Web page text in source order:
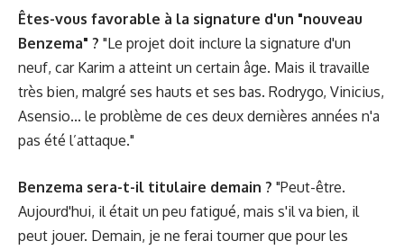
Êtes-vous favorable à la signature d'un "nouveau
Benzema" ? "Le projet doit inclure la signature d'un
neuf, car Karim a atteint un certain âge. Mais il travaille
très bien, malgré ses hauts et ses bas. Rodrygo, Vinicius,
Asensio... le problème de ces deux dernières années n'a
pas été l’attaque."
Benzema sera-t-il titulaire demain ? "Peut-être.
Aujourd'hui, il était un peu fatigué, mais s'il va bien, il
peut jouer. Demain, je ne ferai tourner que pour les